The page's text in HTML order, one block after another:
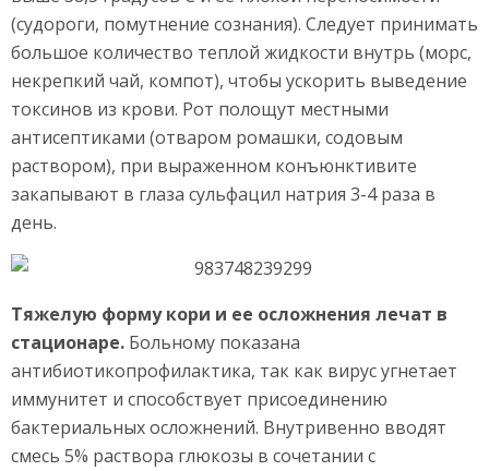
(судороги, помутнение сознания). Следует принимать
большое количество теплой жидкости внутрь (морс,
некрепкий чай, компот), чтобы ускорить выведение
токсинов из крови. Рот полощут местными
антисептиками (отваром ромашки, содовым
раствором), при выраженном конъюнктивите
закапывают в глаза сульфацил натрия 3-4 раза в
день.
Тяжелую форму кори и ее осложнения лечат в
стационаре. Больному показана
антибиотикопрофилактика, так как вирус угнетает
иммунитет и способствует присоединению
бактериальных осложнений. Внутривенно вводят
смесь 5% раствора глюкозы в сочетании с